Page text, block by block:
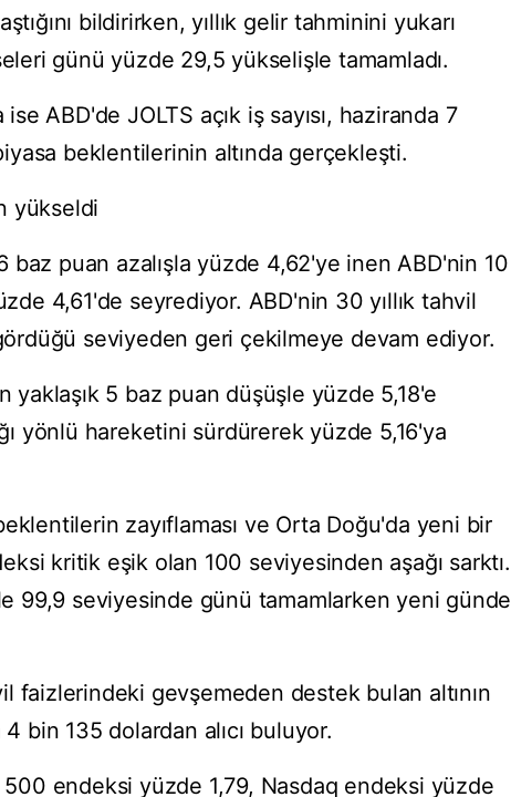
bildirirken, yıllık gelir tahminini yukarı
günü yüzde 29,5 yükselişle tamamladı.
ABD'de JOLTS açık iş sayısı, haziranda 7
beklentilerinin altında gerçekleşti.
yükseldi
baz puan azalışla yüzde 4,62'ye inen ABD'nin 10
4,61'de seyrediyor. ABD'nin 30 yıllık tahvil
seviyeden geri çekilmeye devam ediyor.
yaklaşık 5 baz puan düşüşle yüzde 5,18'e
yönlü hareketini sürdürerek yüzde 5,16'ya
zayıflaması ve Orta Doğu'da yeni bir
kritik eşik olan 100 seviyesinden aşağı sarktı.
99,9 seviyesinde günü tamamlarken yeni günde
faizlerindeki gevşemeden destek bulan altının
bin 135 dolardan alıcı buluyor.
endeksi yüzde 1,79, Nasdaq endeksi yüzde